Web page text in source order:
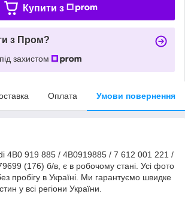
Купити з
з Пром?
захистом
Оплата Умови повернення
4B0 919 885 / 4B0919885 / 7 612 001 221 /
(176) б/в, є в робочому стані. Усі фото
пробігу в Україні. Ми гарантуємо швидке
у всі регіони України.